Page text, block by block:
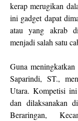
kerap merugikan
ini gadget dapat
atau yang akrab
menjadi salah satu
Guna
Saparindi, ST.,
Utara. Kompetisi
dan dilaksanakan
Beraringan,